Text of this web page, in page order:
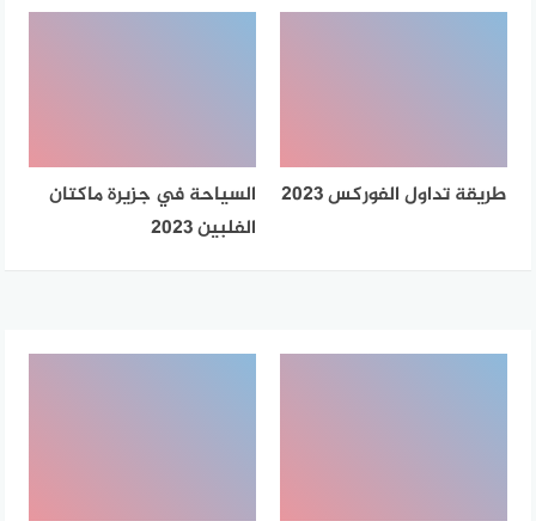
طريقة تداول الفوركس 2023
السياحة في جزيرة ماكتان
الفلبين 2023